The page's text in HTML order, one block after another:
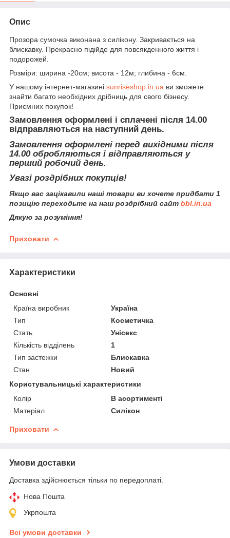
Опис
Прозора сумочка виконана з силікону. Закривається на
блискавку. Прекрасно підійде для повсякденного життя і
подорожей.
Розміри: ширина -20см; висота - 12м; глибина - 6см.
У нашому інтернет-магазині sunriseshop.in.ua ви зможете
знайти багато необхідних дрібниць для свого бізнесу.
Приємних покупок!
Замовлення оформлені і сплачені після 14.00
відправляються на наступний день.
Замовлення оформлені перед вихідними після
14.00 обробляються і відправляються у
перший робочий день.
Увазі роздрібних покупців!
Якщо вас зацікавили наші товари ви хочете придбати 1
позицію переходьте на наш роздрібний сайт bbl.in.ua
Дякую за розуміння!
Приховати
Характеристики
Основні
Країна виробник
Україна
Тип
Косметичка
Стать
Унісекс
Кількість відділень
1
Тип застежки
Блискавка
Стан
Новий
Користувальницькі характеристики
Колір
В асортименті
Матеріал
Силікон
Приховати
Умови доставки
Доставка здійснюється тільки по передоплаті.
Нова Пошта
Укрпошта
Всі умови доставки